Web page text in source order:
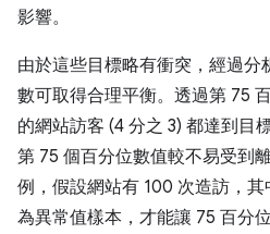
影響。
由於這些目標略有衝突，經過分
數可取得合理平衡。透過第 75
的網站訪客 (4 分之 3) 都達到目
第 75 個百分位數值較不易受到
例，假設網站有 100 次造訪，
為異常值樣本，才能讓 75 百分